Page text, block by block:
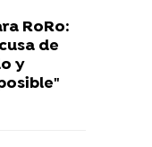
RoRo:
de
y